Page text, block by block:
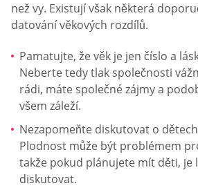
než vy. Existují však některá
datování věkových rozdílů.
Pamatujte, že věk je jen číslo a
Neberte tedy tlak společnosti
rádi, máte společné zájmy a
všem záleží.
Nezapomeňte diskutovat o
Plodnost může být problémem
takže pokud plánujete mít děti, je
diskutovat.